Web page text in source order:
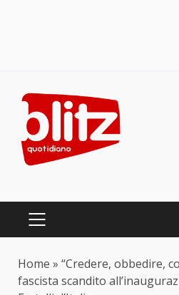
content
PRIMARY
Home » “Credere, obbedire,
fascista scandito